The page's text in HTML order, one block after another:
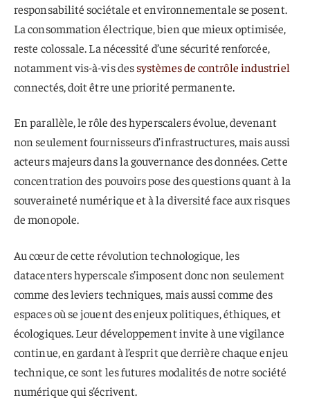
responsabilité sociétale et environnementale se posent.
La consommation électrique, bien que mieux optimisée,
reste colossale. La nécessité d’une sécurité renforcée,
notamment vis-à-vis dessystèmes de contrôle industriel
connectés, doit être une priorité permanente.
En parallèle, le rôle des hyperscalers évolue, devenant
non seulement fournisseurs d’infrastructures, mais aussi
acteurs majeurs dans la gouvernance des données. Cette
concentration des pouvoirs pose des questions quant à la
souveraineté numérique et à la diversité face aux risques
de monopole.
Au cœur de cette révolution technologique, les
datacenters hyperscale s’imposent donc non seulement
comme des leviers techniques, mais aussi comme des
espaces où se jouent des enjeux politiques, éthiques, et
écologiques. Leur développement invite à une vigilance
continue, en gardant à l’esprit que derrière chaque enjeu
technique, ce sont les futures modalités de notre société
numérique qui s’écrivent.